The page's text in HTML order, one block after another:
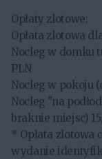
Opłaty zlotowe:
Opłata zlotowa
Nocleg w domku
PLN
Nocleg w pokoju
Nocleg "na
braknie miejsc)
* Opłata zlotowa
wydanie